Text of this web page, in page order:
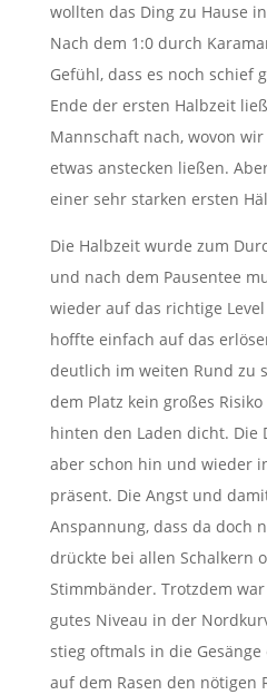
wollten das Ding zu Hause
Nach dem 1:0 durch
Gefühl, dass es noch schief
Ende der ersten Halbzeit
Mannschaft nach, wovon
etwas anstecken ließen.
einer sehr starken ersten
Die Halbzeit wurde zum
und nach dem Pausentee
wieder auf das richtige
hoffte einfach auf das
deutlich im weiten Rund zu
dem Platz kein großes
hinten den Laden dicht. Die
aber schon hin und wieder
präsent. Die Angst und
Anspannung, dass da doch
drückte bei allen Schalkern
Stimmbänder. Trotzdem
gutes Niveau in der
stieg oftmals in die
auf dem Rasen den nötigen